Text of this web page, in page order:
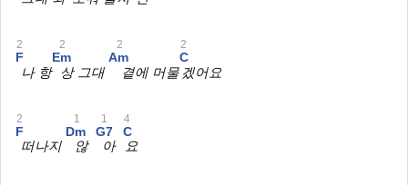
F
2
나 항
Em
2
상 그대
Am
2
곁에 머물
C
2
겠어요
F
2
떠나지
Dm
1
않
G7
1
아
C
4
요